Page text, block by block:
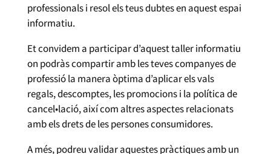
professionals i resol els teus dubtes en aquest espai
informatiu.
Et convidem a participar d’aquest taller informatiu
on podràs compartir amb les teves companyes de
professió la manera òptima d’aplicar els vals
regals, descomptes, les promocions i la política de
cancel•lació, així com altres aspectes relacionats
amb els drets de les persones consumidores.
A més, podreu validar aquestes pràctiques amb un